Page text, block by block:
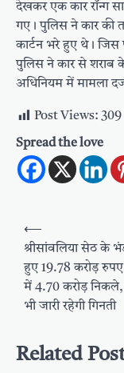
देखकर एक कार रॉन्ग
गए। पुलिस ने कार की
कार्टन भरे हुए थे।
पुलिस ने कार से शराब
अधिनियम में मामला
Post Views: 309
Spread the love
Post
navigation
⟵
श्रीसांवलिया सेठ के
हुए 19.78 करोड़
में 4.70 करोड़ निकले,
भी जारी रहेगी गिनती
Related